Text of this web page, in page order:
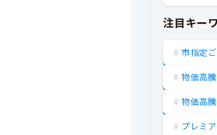
注目キー
市指定
物価高
物価高
プレミ